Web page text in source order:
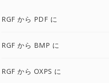
RGF から PDF に
RGF から BMP に
RGF から OXPS に